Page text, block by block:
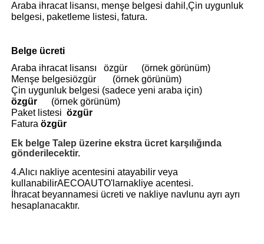
Araba ihracat lisansı, menşe belgesi dahil,Çin uygunluk
belgesi, paketleme listesi, fatura.
Belge ücreti
Araba ihracat lisansı özgür
(örnek görünüm)
Menşe belgesiözgür
(örnek görünüm)
Çin uygunluk belgesi (sadece yeni araba için)
özgür
(örnek görünüm)
Paket listesi özgür
Fatura özgür
Ek belge Talep üzerine ekstra ücret karşılığında
gönderilecektir.
4.Alıcı nakliye acentesini atayabilir veya
kullanabilirAECOAUTO'larnakliye acentesi.
İhracat beyannamesi ücreti ve nakliye navlunu ayrı ayrı
hesaplanacaktır.